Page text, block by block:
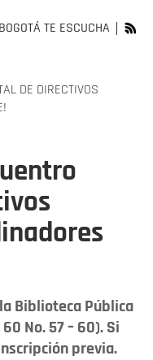
BOGOTÁ TE ESCUCHA
DE DIRECTIVOS
Biblioteca Pública
No. 57 – 60). Si
previa.